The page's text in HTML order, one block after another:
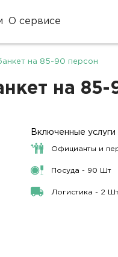
О сервисе
на 85-90 персон
на
Включенные услуги
Официанты и
Посуда - 90 Шт
Логистика - 2